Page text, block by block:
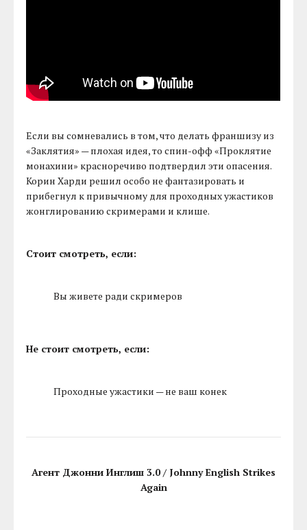
Если вы сомневались в том, что делать франшизу из
«Заклятия» — плохая идея, то спин-офф «Проклятие
монахини» красноречиво подтвердил эти опасения.
Корин Харди решил особо не фантазировать и
прибегнул к привычному для проходных ужастиков
жонглированию скримерами и клише.
Стоит смотреть, если:
Вы живете ради скримеров
Не стоит смотреть, если:
Проходные ужастики — не ваш конек
Агент Джонни Инглиш 3.0 / Johnny English Strikes
Again